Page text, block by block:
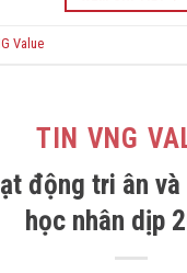
Value
TIN VNG
động tri ân
học nhân dịp